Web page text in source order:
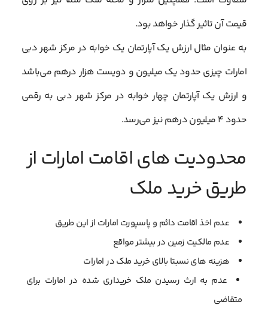
قیمت آن تاثیر گذار خواهد بود.
به عنوان مثال ارزش یک آپارتمان یک خوابه در مرکز شهر دبی
امارات چیزی حدود یک میلیون و دویست هزار درهم می‌باشد
و ارزش یک آپارتمان چهار خوابه در مرکز شهر دبی به رقمی
حدود ۴ میلیون درهم نیز می‌رسد.
محدودیت های اقامت امارات از
طریق خرید ملک
عدم اخذ اقامت دائم و پاسپورت امارات از این طریق
عدم مالکیت زمین در بیشتر مواقع
هزینه های نسبتا بالای خرید ملک در امارات
عدم به ارث رسیدن ملک خریداری شده در امارات برای
متقاضی